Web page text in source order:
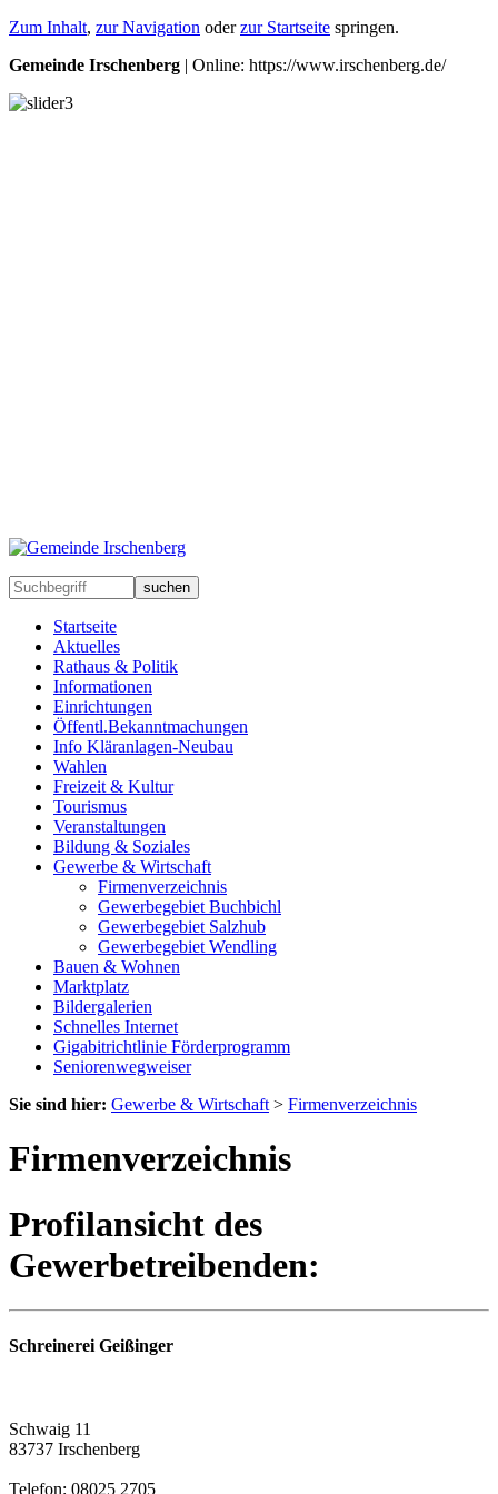
Zum Inhalt, zur Navigation oderzur Startseite springen.
Gemeinde Irschenberg | Online: https://www.irschenberg.de/
suchen
Startseite
Aktuelles
Rathaus & Politik
Informationen
Einrichtungen
Öffentl.Bekanntmachungen
Info Kläranlagen-Neubau
Wahlen
Freizeit & Kultur
Tourismus
Veranstaltungen
Bildung & Soziales
Gewerbe & Wirtschaft
Firmenverzeichnis
Gewerbegebiet Buchbichl
Gewerbegebiet Salzhub
Gewerbegebiet Wendling
Bauen & Wohnen
Marktplatz
Bildergalerien
Schnelles Internet
Gigabitrichtlinie Förderprogramm
Seniorenwegweiser
Sie sind hier: Gewerbe & Wirtschaft > Firmenverzeichnis
Firmenverzeichnis
Profilansicht des
Gewerbetreibenden:
Schreinerei Geißinger
Schwaig 11
83737 Irschenberg
Telefon: 08025 2705